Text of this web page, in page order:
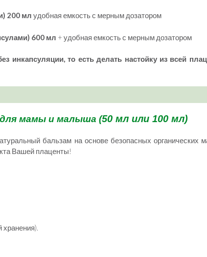
200 мл удобная емкость с мерным дозатором
600 мл + удобная емкость с мерным дозатором
инкапсуляции, то есть делать настойку из всей
мамы и малыша (50 мл или 100 мл)
бальзам на основе безопасных органических
Вашей плаценты!